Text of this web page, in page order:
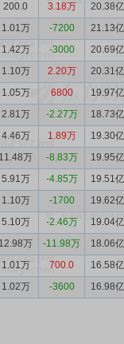
200.0 3.18万 20.38亿
1.01万 -7200 21.13亿
1.42万 -3000 20.69亿
1.10万 2.20万 20.31亿
1.05万 6800 19.97亿
2.81万 -2.27万 18.73亿
4.46万 1.89万 19.30亿
11.48万 -8.83万 19.95亿
5.91万 -4.85万 19.51亿
1.10万 -1700 19.62亿
5.10万 -2.46万 19.04亿
12.98万 -11.98万 18.06亿
1.01万 700.0 16.58亿
1.02万 -3600 16.98亿